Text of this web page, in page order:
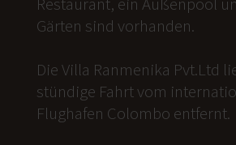
Gärten sind vorhanden.
Die Villa Ranmenika Pvt.Ltd
stündige Fahrt vom
Flughafen Colombo entfernt.